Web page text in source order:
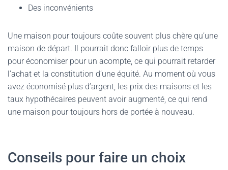
Des inconvénients
Une maison pour toujours coûte souvent plus chère qu’une
maison de départ. Il pourrait donc falloir plus de temps
pour économiser pour un acompte, ce qui pourrait retarder
l’achat et la constitution d’une équité. Au moment où vous
avez économisé plus d’argent, les prix des maisons et les
taux hypothécaires peuvent avoir augmenté, ce qui rend
une maison pour toujours hors de portée à nouveau.
Conseils pour faire un choix